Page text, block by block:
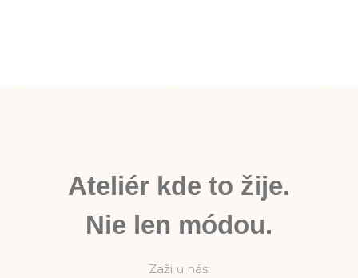
Ateliér kde to žije.
Nie len módou.
Zaži u nás: